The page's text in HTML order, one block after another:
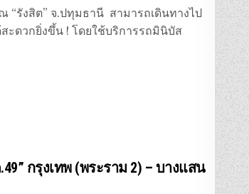
ตั๋ว
รถ
มิ
นิ
“รังสิต” จ.ปทุมธานี สามารถเดินทางไป
ะดวกยิ่งขึ้น ! โดยใช้บริการรถมินิบัส
กรุงเทพ (พระราม 2) – บางแสน